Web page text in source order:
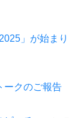
」が始まり
ークのご報告